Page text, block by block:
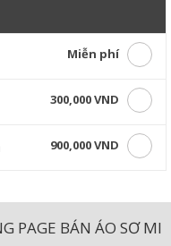
Miễn phí
300,000 VND
900,000 VND
PAGE BÁN ÁO SƠ MI